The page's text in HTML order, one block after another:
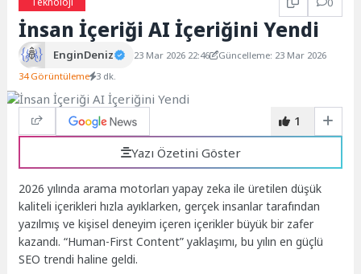
İnsan İçeriği AI İçeriğini Yendi
EnginDeniz 23 Mar 2026 22:46
Güncelleme: 23 Mar 2026
34 Görüntüleme 3 dk.
1
Yazı Özetini Göster
2026 yılında arama motorları yapay zeka ile üretilen düşük
kaliteli içerikleri hızla ayıklarken, gerçek insanlar tarafından
yazılmış ve kişisel deneyim içeren içerikler büyük bir zafer
kazandı. “Human-First Content” yaklaşımı, bu yılın en güçlü
SEO trendi haline geldi.